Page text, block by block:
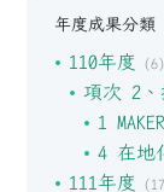
年度成果分類
110年度 (6)
項次 2、
1
4 在地
111年度